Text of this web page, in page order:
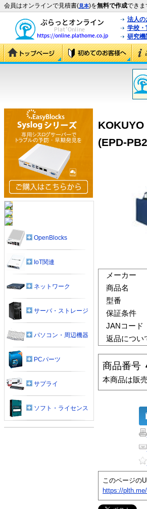
会員はオンラインで見積書(見本)を無料で作成できま
法人の
学校・
研究機
(EPD-
メーカー
商品名
型番
保証条件
JANコード
返品につい
商品番号
本商品は販
このページの
https://
OpenBlocks
IoT関連
ネットワーク
サーバ・ストレージ
パソコン・周辺機器
PCパーツ
サプライ
ソフト・ライセンス